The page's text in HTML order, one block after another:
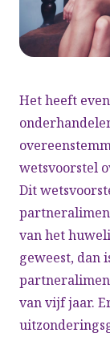
Het heeft
wetsvoorstel
Dit
van het
geweest, dan
van vijf jaar.